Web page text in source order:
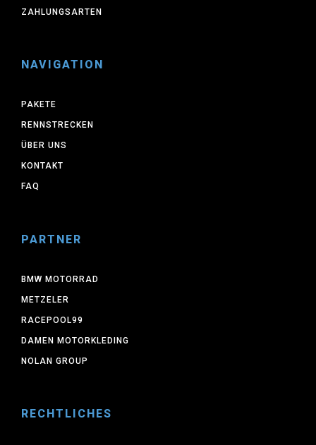
ZAHLUNGSARTEN
NAVIGATION
PAKETE
RENNSTRECKEN
ÜBER UNS
KONTAKT
FAQ
PARTNER
BMW MOTORRAD
METZELER
RACEPOOL99
DAMEN MOTORKLEDING
NOLAN GROUP
RECHTLICHES